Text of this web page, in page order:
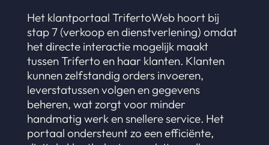
Het klantportaal TrifertoWeb hoort bij
stap 7 (verkoop en dienstverlening) omdat
het directe interactie mogelijk maakt
tussen Triferto en haar klanten. Klanten
kunnen zelfstandig orders invoeren,
leverstatussen volgen en gegevens
beheren, wat zorgt voor minder
handmatig werk en snellere service. Het
portaal ondersteunt zo een efficiënte,